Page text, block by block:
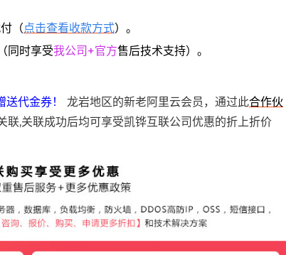
（点击查看收款方式）。
同时享受我公司+官方售后技术支持）。
代金券！ 龙岩地区的新老阿里云会员，通过此合作伙
联,关联成功后均可享受凯铧互联公司优惠的折上折价